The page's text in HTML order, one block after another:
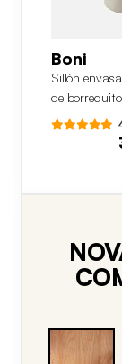
Boni
Sillón
de
reposapiés